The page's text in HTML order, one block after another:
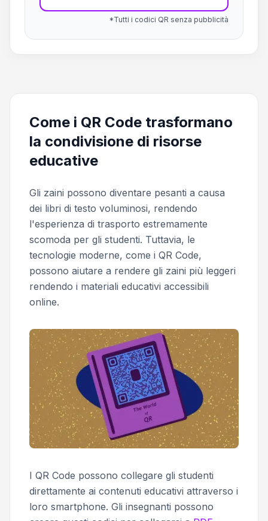
*Tutti i codici QR senza pubblicità
Come i QR Code trasformano
la condivisione di risorse
educative
Gli zaini possono diventare pesanti a causa
dei libri di testo voluminosi, rendendo
l'esperienza di trasporto estremamente
scomoda per gli studenti. Tuttavia, le
tecnologie moderne, come i QR Code,
possono aiutare a rendere gli zaini più leggeri
rendendo i materiali educativi accessibili
online.
I QR Code possono collegare gli studenti
direttamente ai contenuti educativi attraverso i
loro smartphone. Gli insegnanti possono